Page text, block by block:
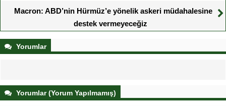
Macron: ABD’nin Hürmüz’e yönelik askeri müdahalesine
destek vermeyeceğiz
Yorumlar
Yorumlar (Yorum Yapılmamış)